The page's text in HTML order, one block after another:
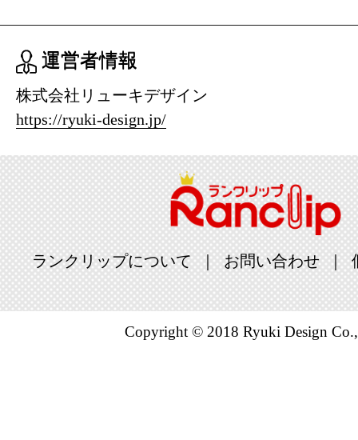
運営者情報
株式会社リューキデザイン
https://ryuki-design.jp/
ランクリップについて お問い合わせ
Copyright © 2018 Ryuki Design